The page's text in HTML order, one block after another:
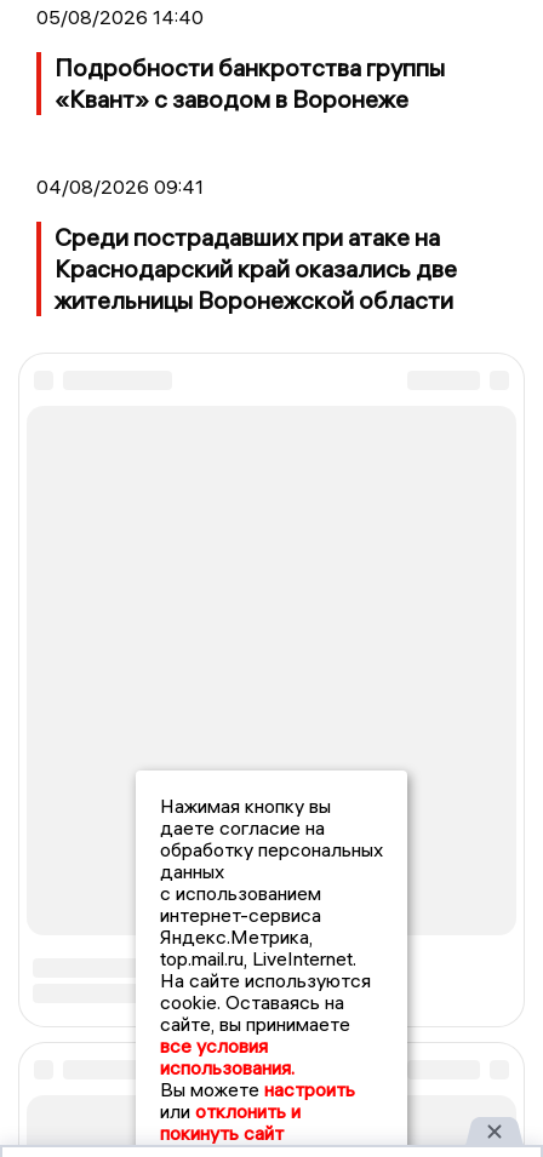
05/08/2026 14:40
Подробности банкротства группы
«Квант» с заводом в Воронеже
04/08/2026 09:41
Среди пострадавших при атаке на
Краснодарский край оказались две
жительницы Воронежской области
Нажимая кнопку вы
даете согласие на
обработку персональных
данных
с использованием
интернет-сервиса
Яндекс.Метрика,
top.mail.ru, LiveInternet.
На сайте используются
cookie. Оставаясь на
сайте, вы принимаете
все условия
использования.
Вы можете настроить
или отклонить и
покинуть сайт